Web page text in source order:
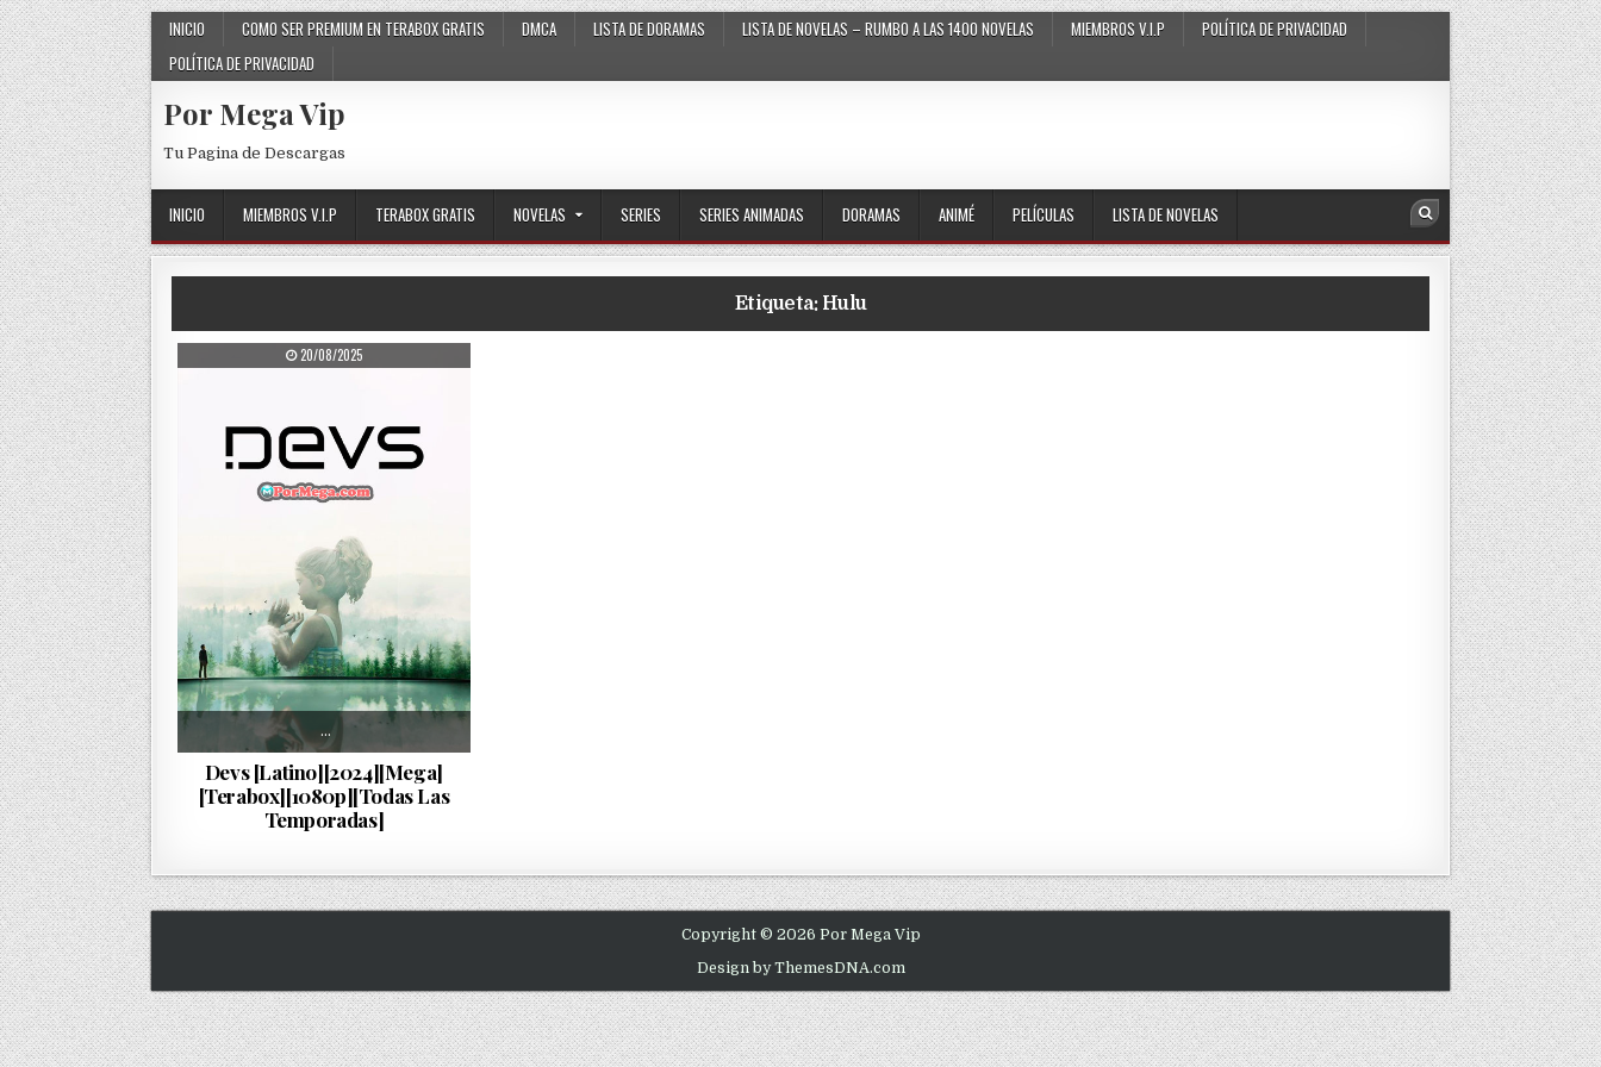
Skip to content INICIO COMO SER PREMIUM EN TERABOX GRATIS DMCA LISTA DE DORAMAS LISTA DE NOVELAS – RUMBO A LAS 1400 NOVELAS MIEMBROS V.I.P
POLÍTICA DE PRIVACIDAD
POLÍTICA DE PRIVACIDAD
Por Mega Vip
Tu Pagina de Descargas
INICIO MIEMBROS V.I.P TERABOX GRATIS NOVELAS SERIES SERIES ANIMADAS DORAMAS ANIMÉ PELÍCULAS LISTA DE NOVELAS Search
Etiqueta: Hulu
PUBLISHED DATE:
20/08/2025
…
Devs [Latino][2024][Mega]
[Terabox][1080p][Todas Las
Temporadas]
Copyright © 2026 Por Mega Vip
Design by ThemesDNA.com